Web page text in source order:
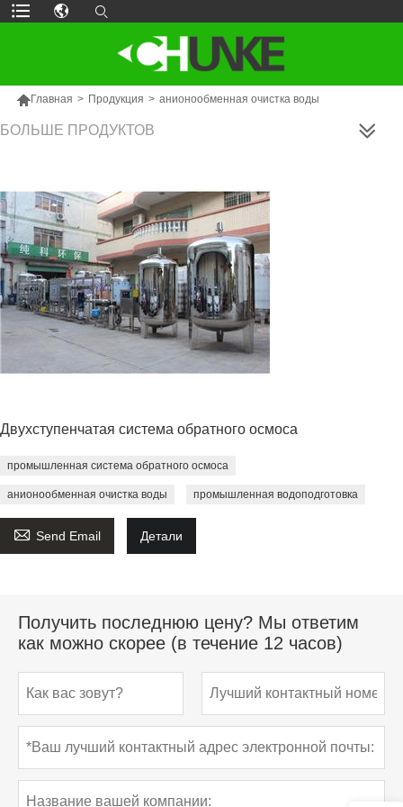
Главная > Продукция > анионообменная очистка воды
БОЛЬШЕ ПРОДУКТОВ
Двухступенчатая система обратного осмоса
промышленная система обратного осмоса
анионообменная очистка воды промышленная водоподготовка
 Send Email Детали
Получить последнюю цену? Мы ответим
как можно скорее (в течение 12 часов)